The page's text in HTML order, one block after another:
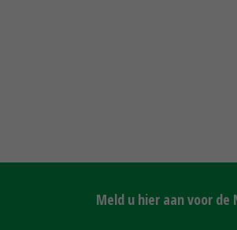
Meld u hier aan voor